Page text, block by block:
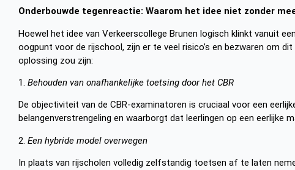
Onderbouwde tegenreactie: Waarom het idee niet zonder
Hoewel het idee van Verkeerscollege Brunen logisch klinkt vanuit
oogpunt voor de rijschool, zijn er te veel risico’s en bezwaren om
oplossing zou zijn:
1. Behouden van onafhankelijke toetsing door het CBR
De objectiviteit van de CBR-examinatoren is cruciaal voor een
belangenverstrengeling en waarborgt dat leerlingen op een eerlijke
2. Een hybride model overwegen
In plaats van rijscholen volledig zelfstandig toetsen af te laten